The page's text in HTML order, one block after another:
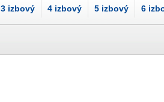
3 izbový 4 izbový 5 izbový 6